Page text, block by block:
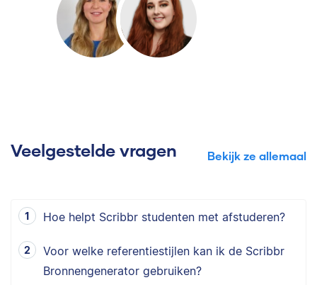
Veelgestelde vragen Bekijk ze allemaal
Hoe helpt Scribbr studenten met afstuderen?
Voor welke referentiestijlen kan ik de Scribbr
Bronnengenerator gebruiken?